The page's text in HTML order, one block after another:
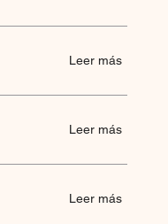
Leer más
Leer más
Leer más